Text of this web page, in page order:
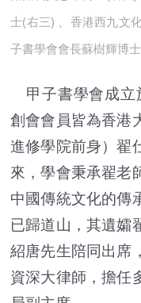
士(右三) 、香港西九文
子書學會會長蘇樹輝博
甲子書學會成立
創會會員皆為香港
進修學院前身）翟
來，學會秉承翟老
中國傳統文化的傳
已歸道山，其遺孀
紹唐先生陪同出席
資深大律師，擔任